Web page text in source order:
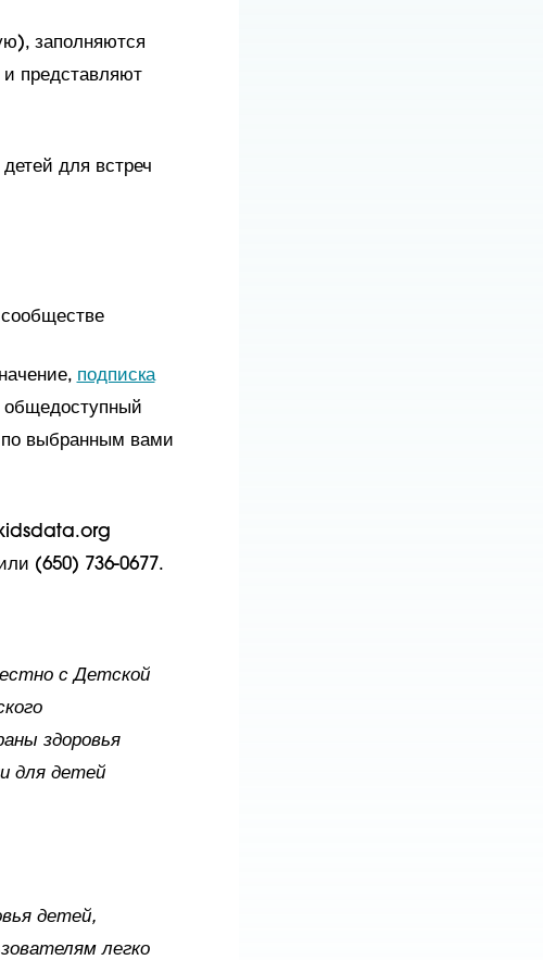
заполняются
представляют
детей для встреч
подписка
по выбранным вами
kidsdata.org
(650) 736-0677.
с Детской
здоровья
для детей
детей,
легко